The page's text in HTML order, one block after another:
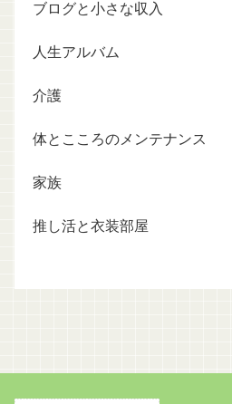
ブログと小さな収入
人生アルバム
介護
体とこころのメンテナンス
家族
推し活と衣装部屋